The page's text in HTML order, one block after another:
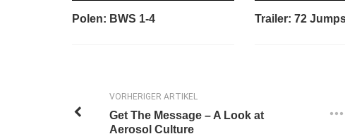
Polen: BWS 1-4 Trailer: 72
VORHERIGER ARTIKEL
Get The Message – A Look at
Aerosol Culture